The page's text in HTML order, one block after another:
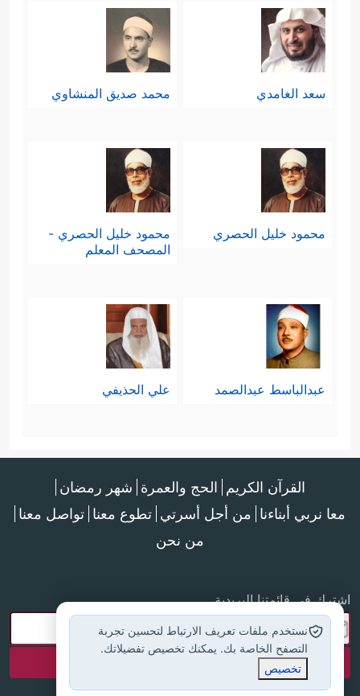
سعد الغامدي محمد صديق المنشاوي
محمود خليل الحصري
محمود خليل الحصري -
المصحف المعلم
عبدالباسط عبدالصمد علي الحذيفي
القرآن الكريم الحج والعمرة شهر رمضان
معا نربي أبناءنا من أجل أسرتي تطوع معنا تواصل معنا
من نحن
اشترك في قائمتنا البريدية
نستخدم ملفات تعريف الارتباط لتحسين تجربة
التصفح الخاصة بك. يمكنك تخصيص تفضيلاتك.
تخصيص